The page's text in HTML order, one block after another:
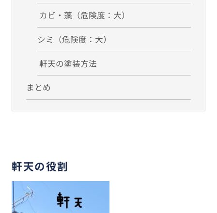
カビ・藻（危険度：大）
シミ（危険度：大）
軒天の塗装方法
まとめ
軒天の役割